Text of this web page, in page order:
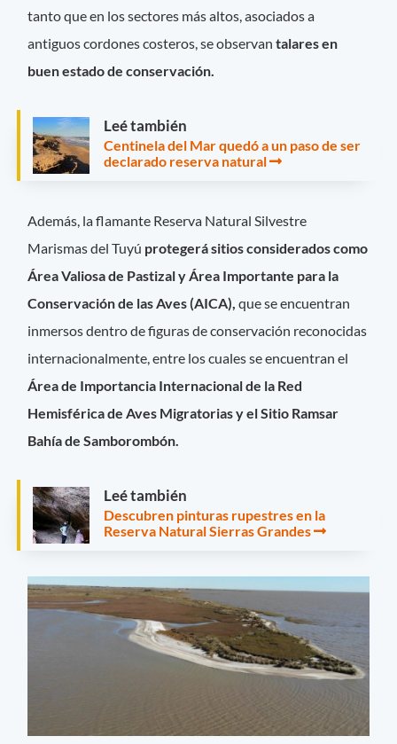
tanto que en los sectores más altos, asociados a
antiguos cordones costeros, se observantalares en
buen estado de conservación.
Leé también
Centinela del Mar quedó a un paso de ser
declarado reserva natural
Además, la flamante Reserva Natural Silvestre
Marismas del Tuyú protegerá sitios considerados como
Área Valiosa de Pastizal y Área Importante para la
Conservación de las Aves (AICA), que se encuentran
inmersos dentro de figuras de conservación reconocidas
internacionalmente, entre los cuales se encuentran el
Área de Importancia Internacional de la Red
Hemisférica de Aves Migratorias y el Sitio Ramsar
Bahía de Samborombón.
Leé también
Descubren pinturas rupestres en la
Reserva Natural Sierras Grandes